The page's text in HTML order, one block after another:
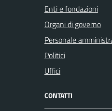
Enti e fondazioni
Organi di governo
Personale
Politici
Uffici
CONTATTI